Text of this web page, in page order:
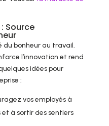
Source
du bonheur au travail.
l’innovation et rend
idées pour
:
vos employés à
et à sortir des sentiers